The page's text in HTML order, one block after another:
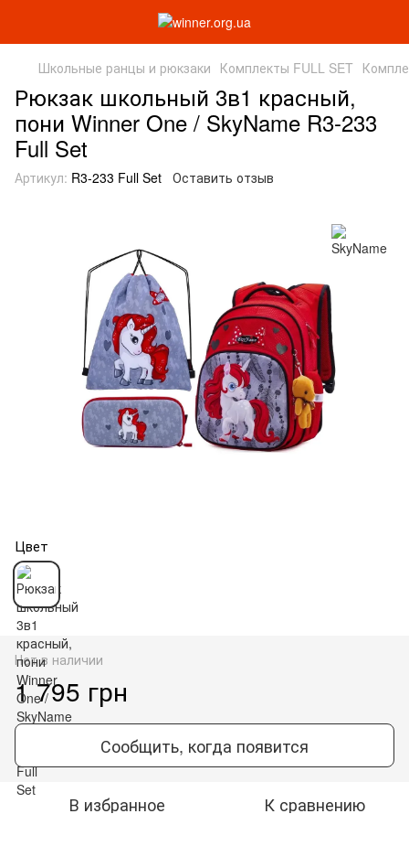
Школьные ранцы и рюкзаки Комплекты FULL SET
Рюкзак школьный 3в1 красный,
пони Winner One / SkyName R3-233
Full Set
Артикул: R3-233 Full Set Оставить отзыв
Цвет
Нет в наличии
1 795 грн
Сообщить, когда появится
В избранное К сравнению